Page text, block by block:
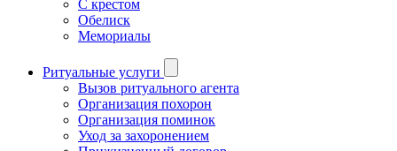
С крестом
Обелиск
Мемориалы
Ритуальные услуги
Вызов ритуального агента
Организация похорон
Организация поминок
Уход за захоронением